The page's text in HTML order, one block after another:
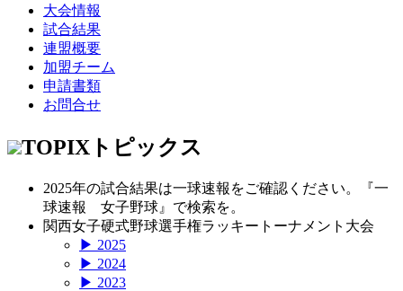
大会情報
試合結果
連盟概要
加盟チーム
申請書類
お問合せ
TOPIX トピックス
2025年の試合結果は一球速報をご確認ください。『一
球速報 女子野球』で検索を。
関西女子硬式野球選手権ラッキートーナメント大会
▶ 2025
▶ 2024
▶ 2023